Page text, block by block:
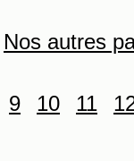
Nos autres
9 10 11